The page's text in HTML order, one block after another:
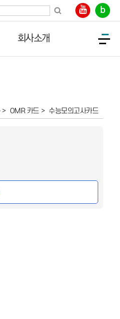
b
회사소개
OMR 카드 수능모의고사카드